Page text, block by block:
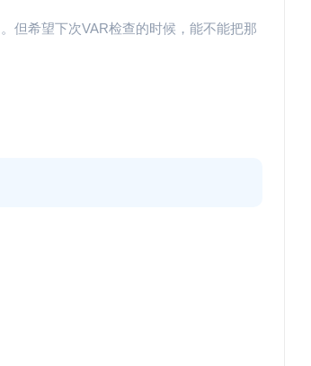
但希望下次VAR检查的时候，能不能把那